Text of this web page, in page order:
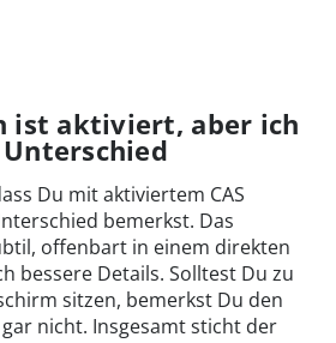
ist aktiviert, aber ich
Du mit aktiviertem CAS
bemerkst. Das
offenbart in einem direkten
bessere Details. Solltest Du zu
sitzen, bemerkst Du den
nicht. Insgesamt sticht der